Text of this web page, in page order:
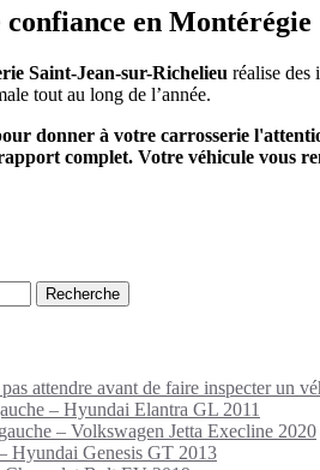
en Montérégie
Saint-Jean-sur-Richelieu réalise des
tout au long de l’année.
donner à votre carrosserie
complet. Votre véhicule vous
attendre avant de faire inspecter un
– Hyundai Elantra GL 2011
– Volkswagen Jetta Execline 2020
Hyundai Genesis GT 2013